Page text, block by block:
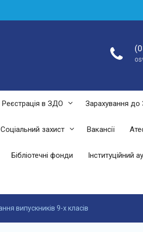
Реєстрація в ЗДО Зарахування
Соціальний захист Вакансії
Бібліотечні фонди Інституційний
випускників 9-х класів